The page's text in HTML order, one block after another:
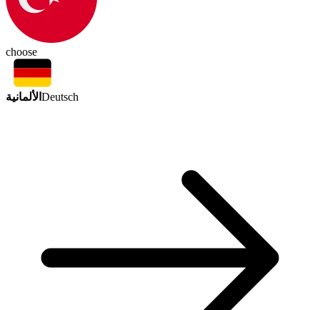
choose
الألمانية Deutsch